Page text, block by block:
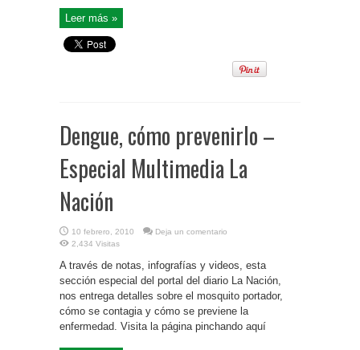
Leer más »
Dengue, cómo prevenirlo –
Especial Multimedia La
Nación
10 febrero, 2010
Deja un comentario
2,434 Visitas
A través de notas, infografías y videos, esta
sección especial del portal del diario La Nación,
nos entrega detalles sobre el mosquito portador,
cómo se contagia y cómo se previene la
enfermedad. Visita la página pinchando aquí